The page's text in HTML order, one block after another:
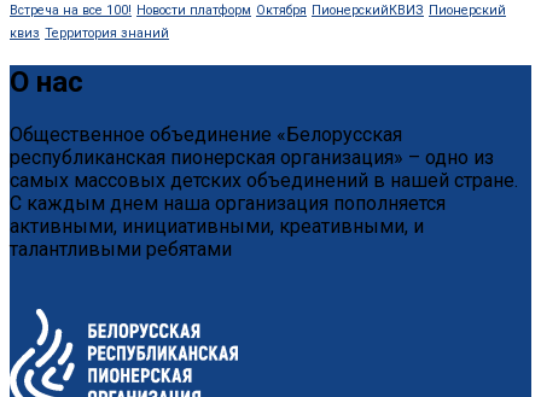
Встреча на все 100! Новости платформ Октября ПионерскийКВИЗ Пионерский
квиз Территория знаний
О нас
Общественное объединение «Белорусская
республиканская пионерская организация» – одно из
самых массовых детских объединений в нашей стране.
С каждым днем наша организация пополняется
активными, инициативными, креативными, и
талантливыми ребятами